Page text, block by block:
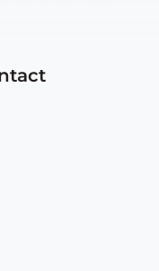
21 61